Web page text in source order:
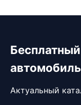
Актуальный